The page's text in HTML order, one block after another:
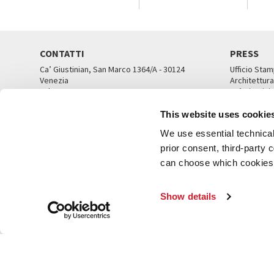
This website uses
We use essential
prior consent, third-party
can choose which
Show details
CONTATTI
Ca’ Giustinian, San Marco 1364/A - 30124
Venezia
Tel. 041 5218711
PRESS
Ufficio
Architettura
Ca’
UFFICI